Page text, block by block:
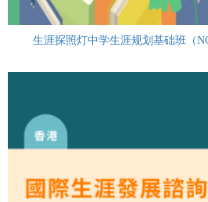
生涯探照灯中学生涯规划基础班（